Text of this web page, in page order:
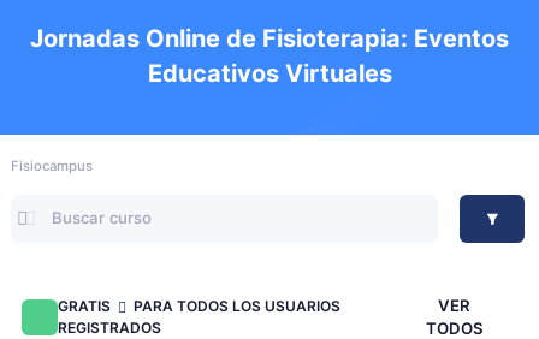
Jornadas Online de Fisioterapia: Eventos
Educativos Virtuales
Fisiocampus
GRATIS
PARA TODOS LOS USUARIOS
REGISTRADOS
VER
TODOS